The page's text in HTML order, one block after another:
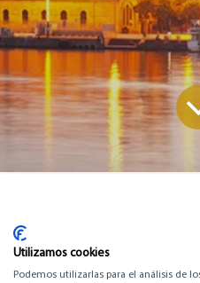
Salón Náutico de
Utilizamos cookies
Podemos utilizarlas para el análisis de